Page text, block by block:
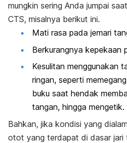
mungkin sering Anda jumpai
CTS, misalnya berikut ini.
Mati rasa pada jemari
Berkurangnya kepekaan
Kesulitan menggunakan
ringan, seperti
buku saat hendak
tangan, hingga mengetik.
Bahkan, jika kondisi yang
otot yang terdapat di dasar jari